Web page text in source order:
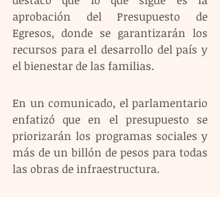
aprobación del Presupuesto de
Egresos, donde se garantizarán los
recursos para el desarrollo del país y
el bienestar de las familias.
En un comunicado, el parlamentario
enfatizó que en el presupuesto se
priorizarán los programas sociales y
más de un billón de pesos para todas
las obras de infraestructura.